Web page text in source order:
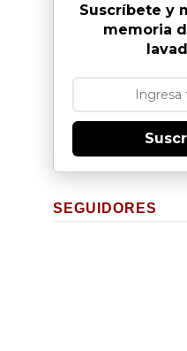
Suscríbete y
memoria
SEGUIDORES